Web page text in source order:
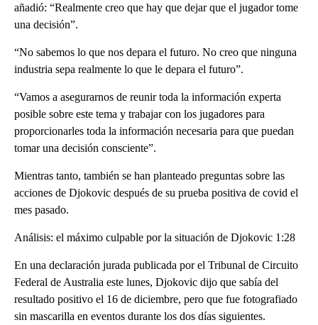
añadió: “Realmente creo que hay que dejar que el jugador tome
una decisión”.
“No sabemos lo que nos depara el futuro. No creo que ninguna
industria sepa realmente lo que le depara el futuro”.
“Vamos a asegurarnos de reunir toda la información experta
posible sobre este tema y trabajar con los jugadores para
proporcionarles toda la información necesaria para que puedan
tomar una decisión consciente”.
Mientras tanto, también se han planteado preguntas sobre las
acciones de Djokovic después de su prueba positiva de covid el
mes pasado.
Análisis: el máximo culpable por la situación de Djokovic 1:28
En una declaración jurada publicada por el Tribunal de Circuito
Federal de Australia este lunes, Djokovic dijo que sabía del
resultado positivo el 16 de diciembre, pero que fue fotografiado
sin mascarilla en eventos durante los dos días siguientes.